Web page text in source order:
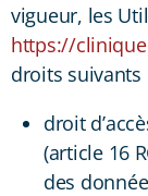
vigueur, les
https://
droits suivants
droit
(article 16
des